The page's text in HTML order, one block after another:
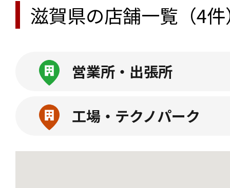
滋賀県の店舗一覧 （4
営業所・出張所
工場・テクノパーク